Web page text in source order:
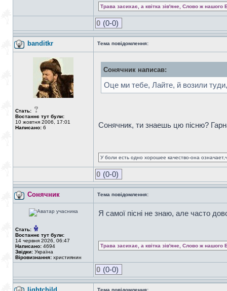
Трава засихає, а квітка зів'яне, Слово ж нашого
0 (0-0)
banditkr Тема повідомлення:
Стать:
Востаннє тут були:
10 жовтня 2006, 17:01
Написано: 6
Сонячник написав:
Оце ми тебе, Лайте, й возили
Сонячник, ти знаешь цю пісню?
У боли есть одно хорошее качество-она
0 (0-0)
Сонячник Тема повідомлення:
Стать:
Востаннє тут були:
14 червня 2026, 06:47
Написано: 4694
Звідки: Україна
Віровизнання: християнин
Я самої пісні не знаю, але часто
Трава засихає, а квітка зів'яне, Слово ж нашого
0 (0-0)
Тема повідомлення: